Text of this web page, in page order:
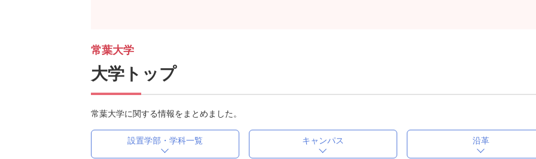
常葉大学
大学トップ
常葉大学に関する情報をまとめました。
設置学部・学科一覧 キャンパス 沿革